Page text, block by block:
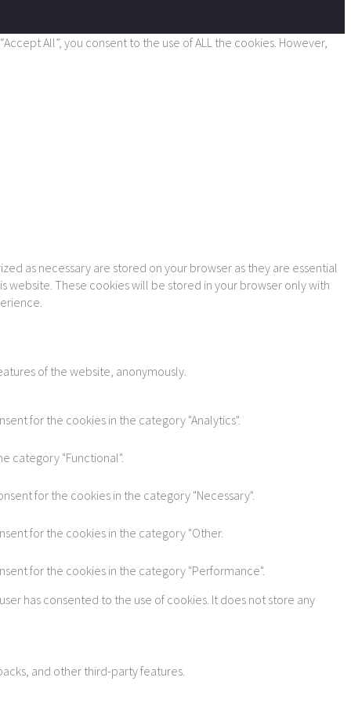
All”, you consent to the use of ALL the cookies. However,
as necessary are stored on your browser as they are essential
website. These cookies will be stored in your browser only with
of the website, anonymously.
for the cookies in the category "Analytics".
category "Functional".
for the cookies in the category "Necessary".
for the cookies in the category "Other.
for the cookies in the category "Performance".
has consented to the use of cookies. It does not store any
and other third-party features.